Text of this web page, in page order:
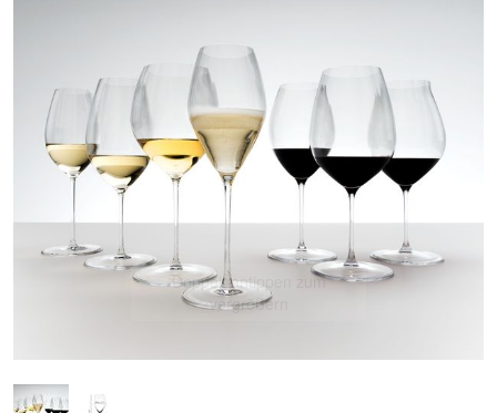
Doppelt antippen zum
vergrößern